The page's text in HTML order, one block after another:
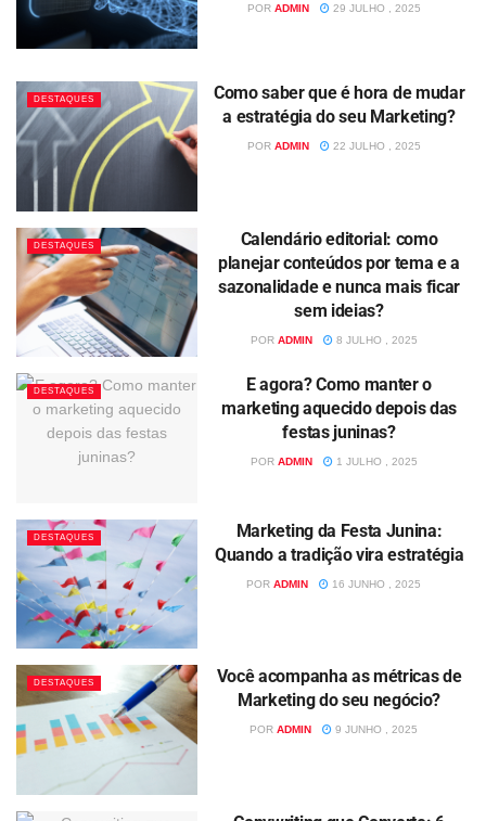
POR ADMIN 29 JULHO , 2025
DESTAQUES
Como saber que é hora de mudar
a estratégia do seu Marketing?
POR ADMIN 22 JULHO , 2025
DESTAQUES
Calendário editorial: como
planejar conteúdos por tema e a
sazonalidade e nunca mais ficar
sem ideias?
POR ADMIN 8 JULHO , 2025
DESTAQUES
E agora? Como manter o
marketing aquecido depois das
festas juninas?
POR ADMIN 1 JULHO , 2025
DESTAQUES
Marketing da Festa Junina:
Quando a tradição vira estratégia
POR ADMIN 16 JUNHO , 2025
DESTAQUES
Você acompanha as métricas de
Marketing do seu negócio?
POR ADMIN 9 JUNHO , 2025